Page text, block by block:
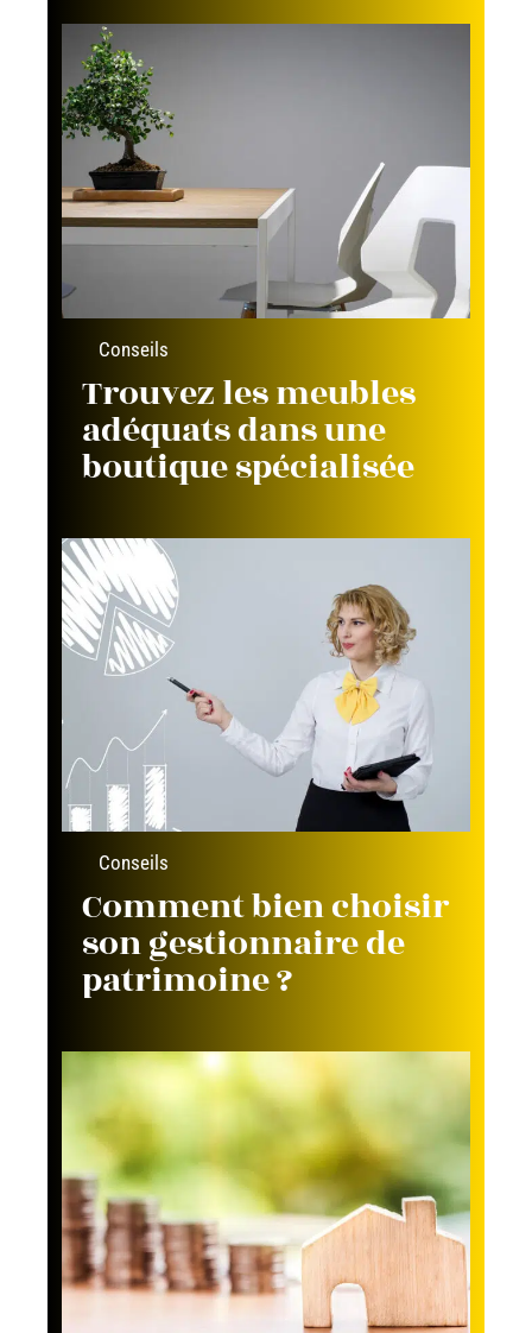
Conseils
Trouvez les meubles
adéquats dans une
boutique spécialisée
Conseils
Comment bien choisir
son gestionnaire de
patrimoine ?